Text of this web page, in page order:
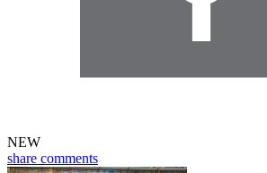
NEW
share comments